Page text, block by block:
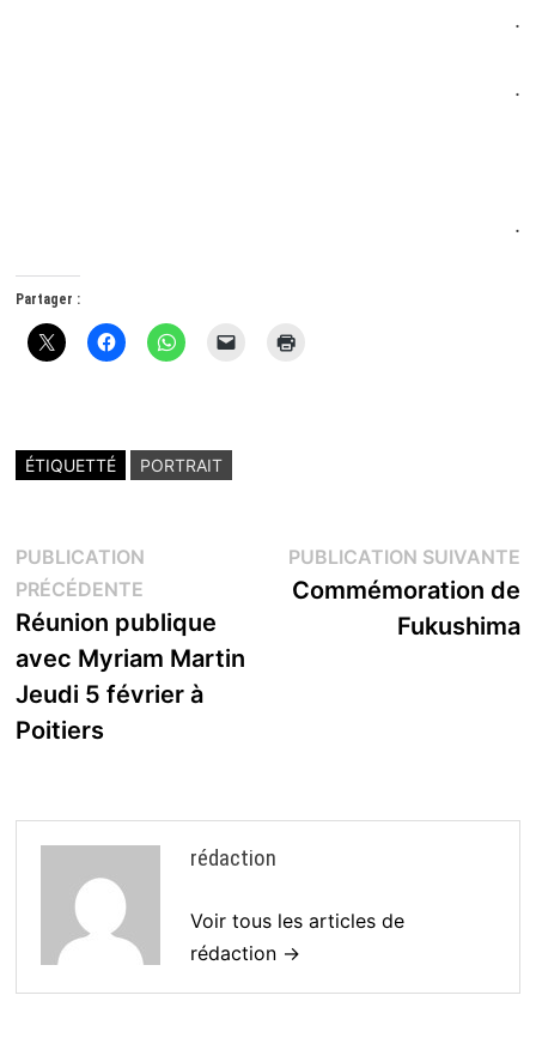
.
.
.
Partager :
ÉTIQUETTÉ PORTRAIT
Navigation
de
l’article
PUBLICATION
PRÉCÉDENTEPublication
précédente :
Réunion publique
avec Myriam Martin
Jeudi 5 février à
Poitiers
PUBLICATION SUIVANTE
Commémoration de
Fukushima
rédaction
Voir tous les articles de
rédaction →